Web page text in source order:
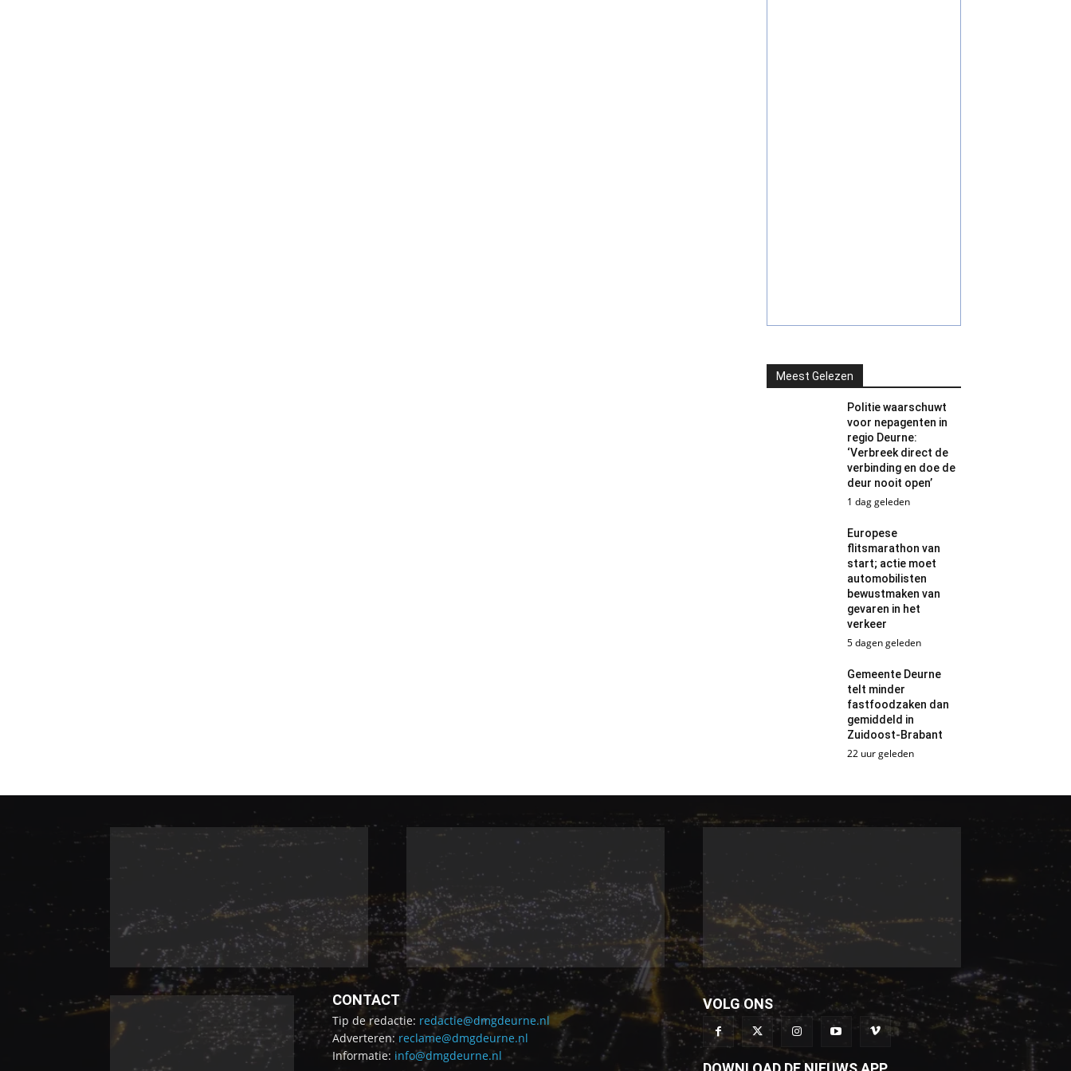
Meest Gelezen
Politie waarschuwt
voor nepagenten in
regio Deurne:
‘Verbreek direct de
verbinding en doe de
deur nooit open’
1 dag geleden
Europese
flitsmarathon van
start; actie moet
automobilisten
bewustmaken van
gevaren in het
verkeer
5 dagen geleden
Gemeente Deurne
telt minder
fastfoodzaken dan
gemiddeld in
Zuidoost-Brabant
22 uur geleden
CONTACT
Tip de redactie: redactie@dmgdeurne.nl
Adverteren: reclame@dmgdeurne.nl
Informatie: info@dmgdeurne.nl
VOLG ONS